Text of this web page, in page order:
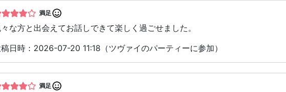
満足
な方と出会えてお話しできて楽しく過ごせました。
日時：2026-07-20 11:18（ツヴァイのパーティーに参加）
満足